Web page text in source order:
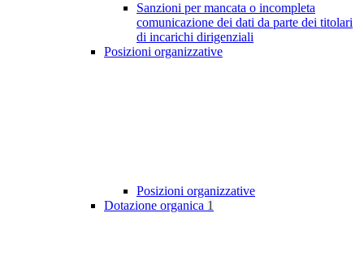
Sanzioni per mancata o incompleta
comunicazione dei dati da parte dei titolari
di incarichi dirigenziali
Posizioni organizzative
Posizioni organizzative
Dotazione organica 1